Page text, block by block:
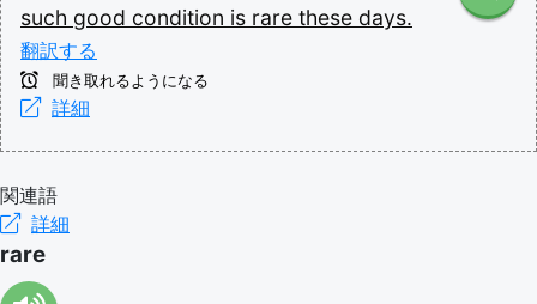
such good condition is rare these days.
翻訳する
聞き取れるようになる
詳細
関連語
詳細
rare